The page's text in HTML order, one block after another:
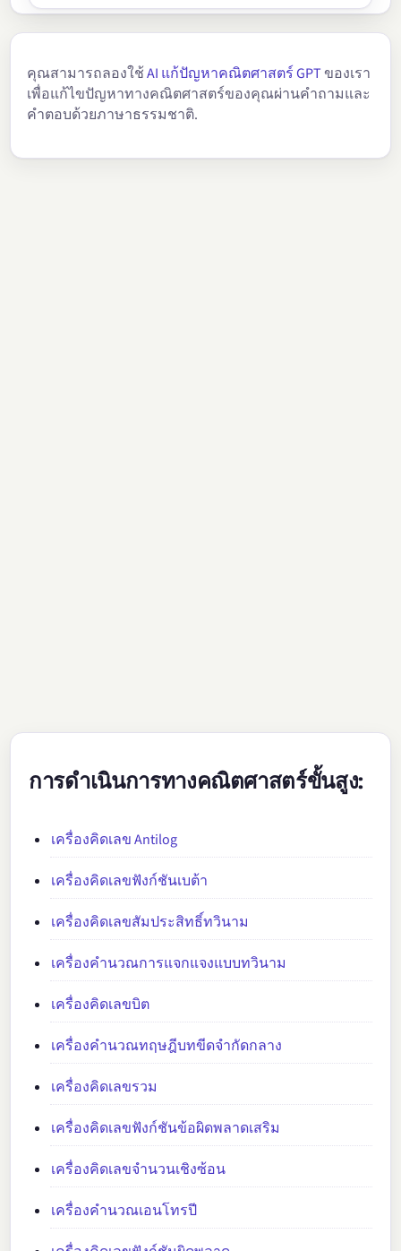
คุณสามารถลองใช้AI แก้ปัญหาคณิตศาสตร์ GPTของเรา
เพื่อแก้ไขปัญหาทางคณิตศาสตร์ของคุณผ่านคำถามและ
คำตอบด้วยภาษาธรรมชาติ.
การดำเนินการทางคณิตศาสตร์ขั้นสูง:
เครื่องคิดเลข Antilog
เครื่องคิดเลขฟังก์ชันเบต้า
เครื่องคิดเลขสัมประสิทธิ์ทวินาม
เครื่องคำนวณการแจกแจงแบบทวินาม
เครื่องคิดเลขบิต
เครื่องคำนวณทฤษฎีบทขีดจำกัดกลาง
เครื่องคิดเลขรวม
เครื่องคิดเลขฟังก์ชันข้อผิดพลาดเสริม
เครื่องคิดเลขจำนวนเชิงซ้อน
เครื่องคำนวณเอนโทรปี